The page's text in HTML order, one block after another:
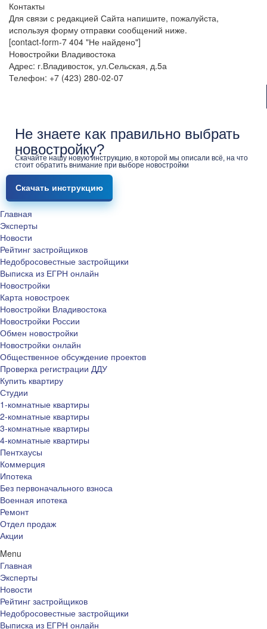
Контакты
Для связи с редакцией Сайта напишите, пожалуйста,
используя форму отправки сообщений ниже.
[contact-form-7 404 "Не найдено"]
Новостройки Владивостока
Адрес: г.Владивосток, ул.Сельская, д.5а
Телефон: +7 (423) 280-02-07
Не знаете как правильно выбрать
новостройку?
Скачайте нашу новую инструкцию, в которой мы описали всё, на что
стоит обратить внимание при выборе новостройки
Скачать инструкцию
Главная
Эксперты
Новости
Рейтинг застройщиков
Недобросовестные застройщики
Выписка из ЕГРН онлайн
Новостройки
Карта новостроек
Новостройки Владивостока
Новостройки России
Обмен новостройки
Новостройки онлайн
Общественное обсуждение проектов
Проверка регистрации ДДУ
Купить квартиру
Студии
1-комнатные квартиры
2-комнатные квартиры
3-комнатные квартиры
4-комнатные квартиры
Пентхаусы
Коммерция
Ипотека
Без первоначального взноса
Военная ипотека
Ремонт
Отдел продаж
Акции
Menu
Главная
Эксперты
Новости
Рейтинг застройщиков
Недобросовестные застройщики
Выписка из ЕГРН онлайн